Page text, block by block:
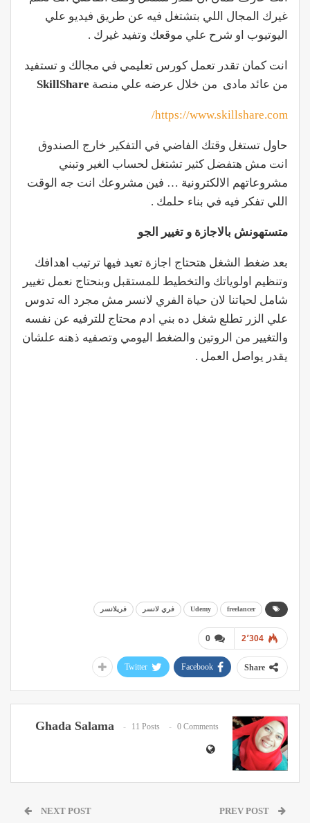
غيرك المجال اللي بتشتغل فيه عن طريق فيديو علي
اليوتيوب او شرح علي موقعك وتفيد غيرك .
انت كمان تقدر تعمل كورس تعليمي في مجالك و تستفيد
من عائد مادى من خلال عرضه علي منصة SkillShare
https://www.skillshare.com/
حاول تستغل وقتك الفاضي في التفكير خارج الصندوق
انت مش هتفضل كثير تشتغل لحساب الغير وتبني
مشروعاتهم الالكترونية … فين مشروعك انت جه الوقت
اللي تفكر فيه في بناء حلمك .
متستهونش بالاجازة و تغيير الجو
بعد ضغط الشغل هتحتاج اجازة تعيد فيها ترتيب اهدافك
وتنظيم اولوياتك والتخطيط للمستقبل وبنحتاج نعمل تغيير
شامل لحياتنا لان حياة الفري لانسر مش مجرد اله تدوس
علي الزر تطلع شغل ده بني ادم محتاج للترفيه عن نفسه
والتغيير من الروتين والضغط اليومي وتصفيه ذهنه علشان
يقدر يواصل العمل .
freelancer
Udemy فري لانسر فريلانسر
0 2٬304
Share
Facebook
Twitter
Ghada Salama 11 Posts 0 Comments
NEXT POST